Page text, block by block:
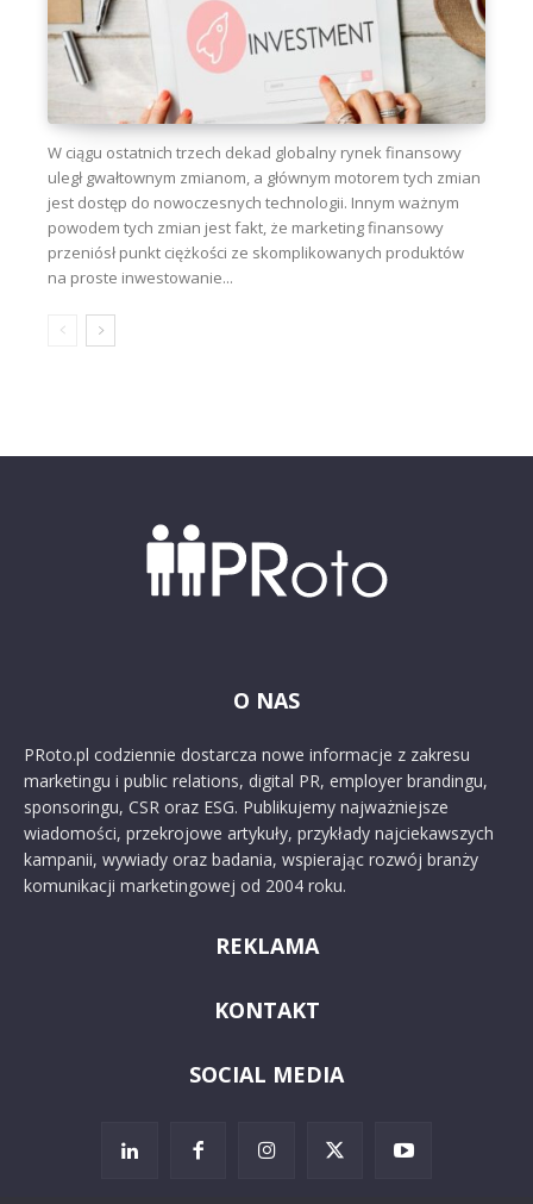
W ciągu ostatnich trzech dekad globalny rynek finansowy
uległ gwałtownym zmianom, a głównym motorem tych zmian
jest dostęp do nowoczesnych technologii. Innym ważnym
powodem tych zmian jest fakt, że marketing finansowy
przeniósł punkt ciężkości ze skomplikowanych produktów
na proste inwestowanie...
O NAS
PRoto.pl codziennie dostarcza nowe informacje z zakresu
marketingu i public relations, digital PR, employer brandingu,
sponsoringu, CSR oraz ESG. Publikujemy najważniejsze
wiadomości, przekrojowe artykuły, przykłady najciekawszych
kampanii, wywiady oraz badania, wspierając rozwój branży
komunikacji marketingowej od 2004 roku.
REKLAMA
KONTAKT
SOCIAL MEDIA